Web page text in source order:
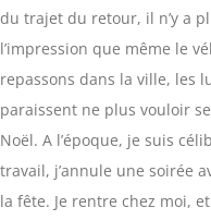
du trajet du retour, il n’y a
l’impression que même le
repassons dans la ville, les
paraissent ne plus vouloir
Noël. A l’époque, je suis
travail, j’annule une soirée
la fête. Je rentre chez moi,